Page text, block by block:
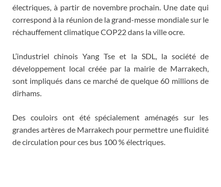
électriques, à partir de novembre prochain. Une date qui
correspond à la réunion de la grand-messe mondiale sur le
réchauffement climatique COP22 dans la ville ocre.
L’industriel chinois Yang Tse et la SDL, la société de
développement local créée par la mairie de Marrakech,
sont impliqués dans ce marché de quelque 60 millions de
dirhams.
Des couloirs ont été spécialement aménagés sur les
grandes artères de Marrakech pour permettre une fluidité
de circulation pour ces bus 100 % électriques.